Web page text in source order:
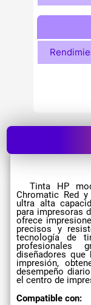
​Tinta HP
Chromatic Red
ultra alta
para impresoras
ofrece
precisos y
tecnología de
profesionales
diseñadores que
impresión,
desempeño
el centro de
Compatible con: